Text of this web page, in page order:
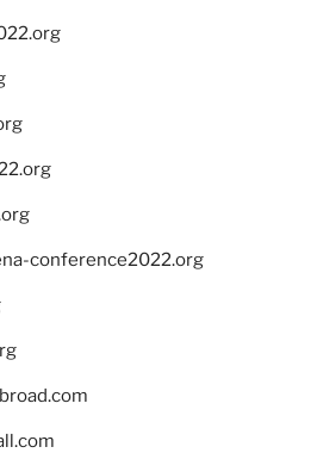
conference2022.org